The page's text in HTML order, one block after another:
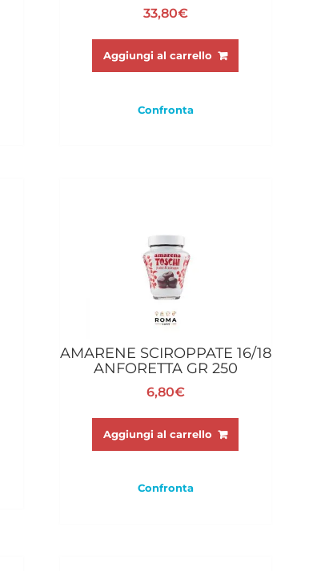
33,80€
Aggiungi al carrello
Confronta
AMARENE SCIROPPATE 16/18
ANFORETTA GR 250
6,80€
Aggiungi al carrello
Confronta